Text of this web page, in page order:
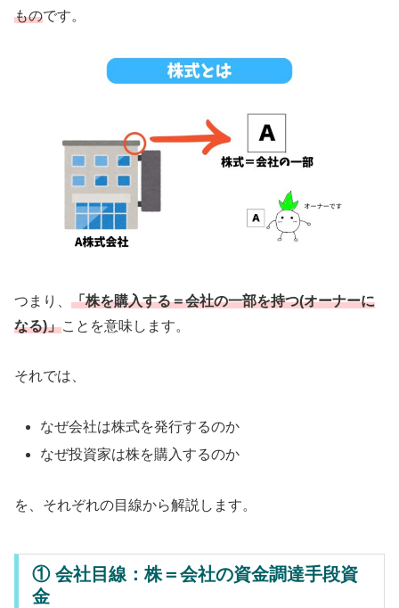
ものです。
つまり、 「株を購入する＝会社の一部を持つ(オーナーに
なる)」ことを意味します。
それでは、
なぜ会社は株式を発行するのか
なぜ投資家は株を購入するのか
を、それぞれの目線から解説します。
① 会社目線：株＝会社の資金調達手段資
金